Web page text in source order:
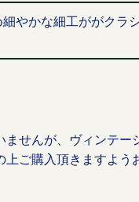
やかな細工ががクラ
せんが、ヴィンテー
ご購入頂きますよう